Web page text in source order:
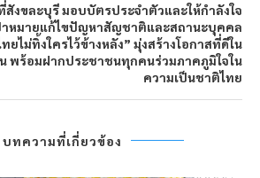
สังขละบุรี มอบบัตรประจำตัวและให้กำลังใจ
หมายแก้ไขปัญหาสัญชาติและสถานะบุคคล
ยไม่ทิ้งใครไว้ข้างหลัง” มุ่งสร้างโอกาสที่ดีใน
พร้อมฝากประชาชนทุกคนร่วมภาคภูมิใจใน
ความเป็นชาติไทย
บทความที่เกี่ยวข้อง